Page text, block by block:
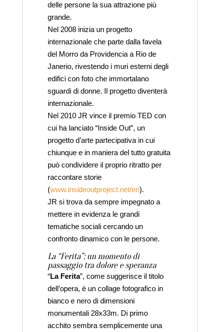
delle persone la sua attrazione più
grande.
Nel 2008 inizia un progetto
internazionale che parte dalla favela
del Morro da Providencia a Rio de
Janerio, rivestendo i muri esterni degli
edifici con foto che immortalano
sguardi di donne. Il progetto diventerà
internazionale.
Nel 2010 JR vince il premio TED con
cui ha lanciato “Inside Out”, un
progetto d’arte partecipativa in cui
chiunque e in maniera del tutto gratuita
può condividere il proprio ritratto per
raccontare storie
(www.insideoutproject.net/en).
JR si trova da sempre impegnato a
mettere in evidenza le grandi
tematiche sociali cercando un
confronto dinamico con le persone.
La “Ferita”: un momento di
passaggio tra dolore e speranza
“La Ferita”, come suggerisce il titolo
dell’opera, è un collage fotografico in
bianco e nero di dimensioni
monumentali 28x33m. Di primo
acchito sembra semplicemente una